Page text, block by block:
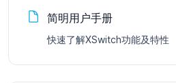
简明用户手册
快速了解XSwitch功能及特性